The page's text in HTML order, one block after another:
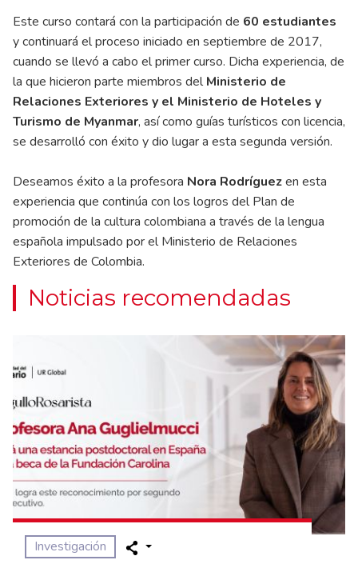
Este curso contará con la participación de 60 estudiantes
y continuará el proceso iniciado en septiembre de 2017,
cuando se llevó a cabo el primer curso. Dicha experiencia, de
la que hicieron parte miembros delMinisterio de
Relaciones Exteriores y el Ministerio de Hoteles y
Turismo de Myanmar, así como guías turísticos con licencia,
se desarrolló con éxito y dio lugar a esta segunda versión.
Deseamos éxito a la profesora Nora Rodríguezen esta
experiencia que continúa con los logros del Plan de
promoción de la cultura colombiana a través de la lengua
española impulsado por el Ministerio de Relaciones
Exteriores de Colombia.
Noticias recomendadas
Investigación